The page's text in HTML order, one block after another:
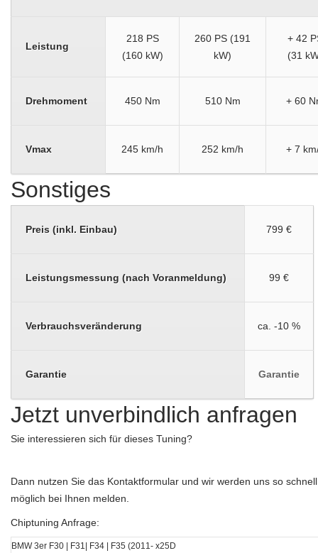
Leistung
218 PS
(160 kW)
260 PS (191
kW)
+ 42
(31
Drehmoment 450 Nm 510 Nm + 60
Vmax 245 km/h 252 km/h + 7
Sonstiges
Preis (inkl. Einbau) 799 €
Leistungsmessung (nach Voranmeldung) 99 €
Verbrauchsveränderung ca. -10 %
Garantie Garantie
Jetzt unverbindlich anfragen
Sie interessieren sich für dieses Tuning?
Dann nutzen Sie das Kontaktformular und wir werden uns so
möglich bei Ihnen melden.
Chiptuning Anfrage: